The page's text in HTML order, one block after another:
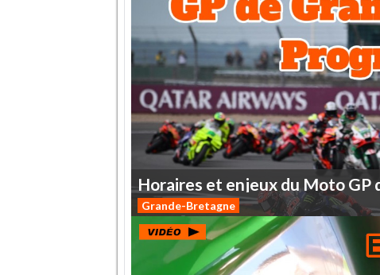
Horaires et enjeux du Moto GP
Grande-Bretagne